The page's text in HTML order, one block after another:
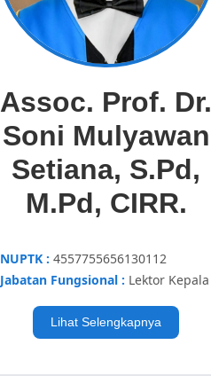
Assoc. Prof. Dr.
Soni Mulyawan
Setiana, S.Pd,
M.Pd, CIRR.
NUPTK : 4557755656130112
Jabatan Fungsional : Lektor Kepala
Lihat Selengkapnya